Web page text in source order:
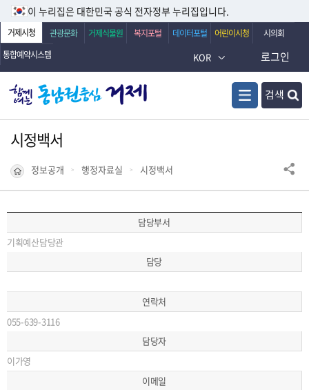
이 누리집은 대한민국 공식 전자정부 누리집입니다.
거제시청 관광문화 거제식물원 복지포털 데이터포털 어린이시청
시의회
통합예약시스템
KOR
검색
로그인
시정백서
정보공개 행정자료실 시정백서
담당부서
기획예산담당관
담당
연락처
055-639-3116
담당자
이가영
이메일